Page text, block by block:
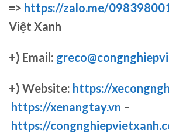
=> https://zalo.me/
Việt Xanh
+) Email:
+) Website: https://
https://xenangtay.vn –
https://